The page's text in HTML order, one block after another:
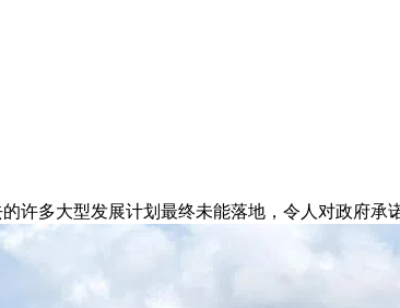
许多大型发展计划最终未能落地，令人对政府承